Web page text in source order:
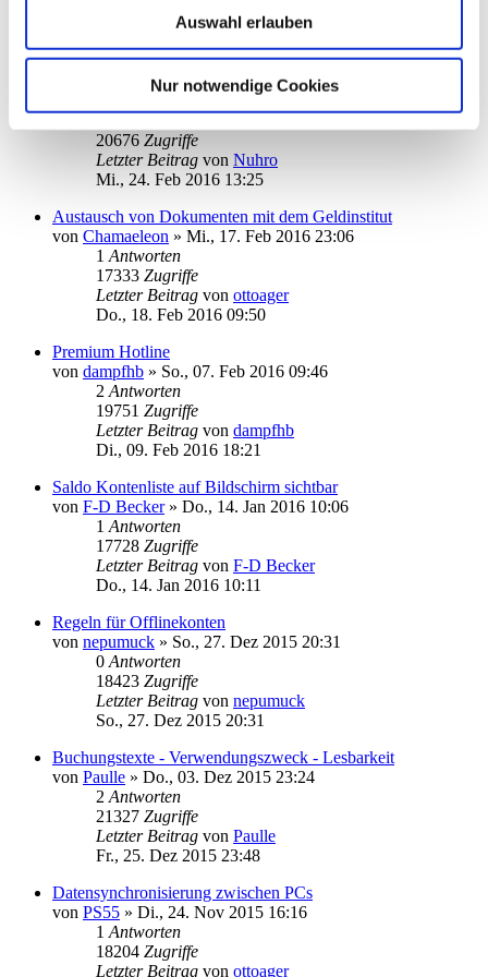
Auswahl erlauben
Nur notwendige Cookies
Letzter Beitragvonottoager
Fr., 26. Feb 2016 15:05
Anmeldung in Starmoney - Passworteingabe
Di., 23. Feb 2016 18:42
20676 Zugriffe
Letzter Beitrag von Nuhro
Mi., 24. Feb 2016 13:25
Austausch von Dokumenten mit dem Geldinstitut
von Chamaeleon » Mi., 17. Feb 2016 23:06
1 Antworten
17333 Zugriffe
Letzter Beitrag von ottoager
Do., 18. Feb 2016 09:50
Premium Hotline
von dampfhb » So., 07. Feb 2016 09:46
2 Antworten
19751 Zugriffe
Letzter Beitrag von dampfhb
Di., 09. Feb 2016 18:21
Saldo Kontenliste auf Bildschirm sichtbar
von F-D Becker» Do., 14. Jan 2016 10:06
1 Antworten
17728 Zugriffe
Letzter Beitrag von F-D Becker
Do., 14. Jan 2016 10:11
Regeln für Offlinekonten
von nepumuck » So., 27. Dez 2015 20:31
0 Antworten
18423 Zugriffe
Letzter Beitrag von nepumuck
So., 27. Dez 2015 20:31
Buchungstexte - Verwendungszweck - Lesbarkeit
von Paulle » Do., 03. Dez 2015 23:24
2 Antworten
21327 Zugriffe
Letzter Beitrag von Paulle
Fr., 25. Dez 2015 23:48
Datensynchronisierung zwischen PCs
von PS55 » Di., 24. Nov 2015 16:16
1 Antworten
18204 Zugriffe
Letzter Beitrag von ottoager